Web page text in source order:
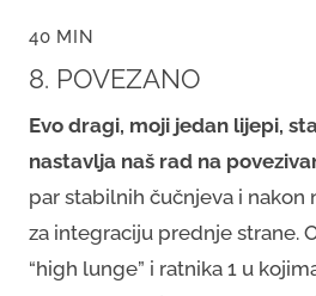
40 MIN
8. POVEZANO
Evo dragi, moji jedan lijepi,
nastavlja naš rad na
par stabilnih čučnjeva i nakon
za integraciju prednje strane.
“high lunge” i ratnika 1 u